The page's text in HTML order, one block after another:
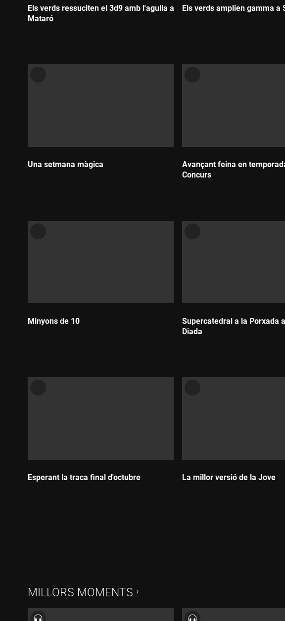
Els verds ressuciten el 3d9 amb l'agulla a
Mataró
Els verds amplien gamma a
Una setmana màgica
Avançant feina en
Concurs
Minyons de 10
Supercatedral a la Porxada
Diada
Esperant la traca final d'octubre La millor versió de la Jove
MILLORS MOMENTS